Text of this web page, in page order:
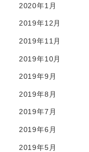
2020年1月
2019年12月
2019年11月
2019年10月
2019年9月
2019年8月
2019年7月
2019年6月
2019年5月